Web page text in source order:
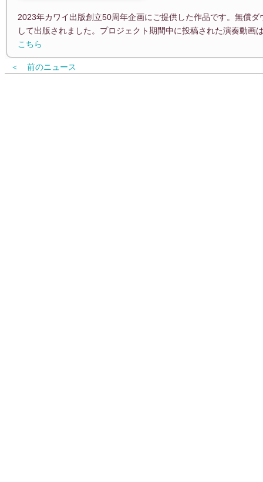
2023年カワイ出版創立50周年企画にご提供した作品です。無償
して出版されました。プロジェクト期間中に投稿された演奏動画
こちら
＜ 前のニュース